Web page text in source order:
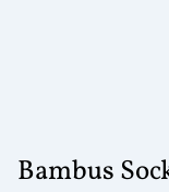
Bambus